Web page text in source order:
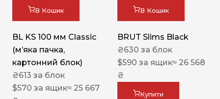
В Кошик
BL KS 100 мм Classic
(м’яка пачка,
картонний блок)
₴613 за блок
$570 за ящик≈ 25 667
В Кошик
BRUT Slims Black
₴630 за блок
$590 за ящик≈ 26 568
₴
Купити